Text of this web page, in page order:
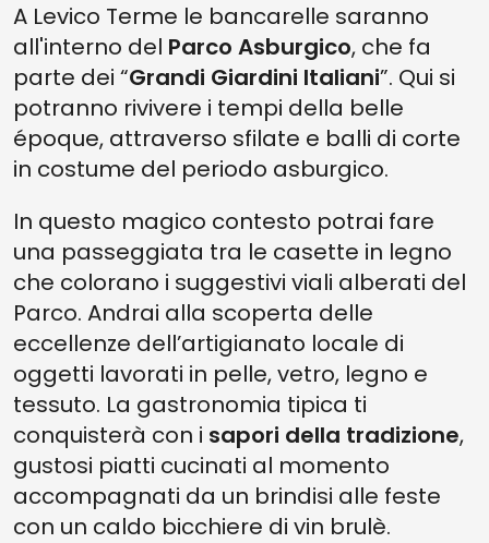
A Levico Terme le bancarelle saranno
all'interno del Parco Asburgico, che fa
parte dei “Grandi Giardini Italiani”. Qui si
potranno rivivere i tempi della belle
époque, attraverso sfilate e balli di corte
in costume del periodo asburgico.
In questo magico contesto potrai fare
una passeggiata tra le casette in legno
che colorano i suggestivi viali alberati del
Parco. Andrai alla scoperta delle
eccellenze dell’artigianato locale di
oggetti lavorati in pelle, vetro, legno e
tessuto. La gastronomia tipica ti
conquisterà con i sapori della tradizione,
gustosi piatti cucinati al momento
accompagnati da un brindisi alle feste
con un caldo bicchiere di vin brulè.